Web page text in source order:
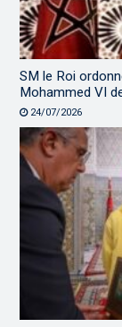
SM le Roi
Mohammed VI
24/07/2026